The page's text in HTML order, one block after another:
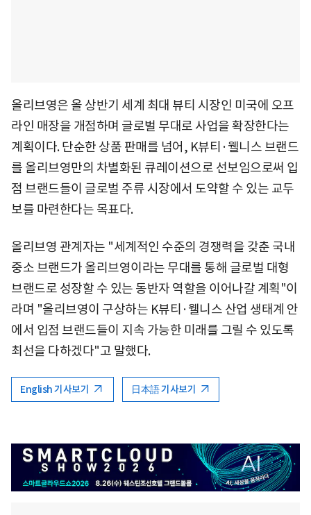
올리브영은 올 상반기 세계 최대 뷰티 시장인 미국에 오프
라인 매장을 개점하며 글로벌 무대로 사업을 확장한다는
계획이다. 단순한 상품 판매를 넘어, K뷰티·웰니스 브랜드
를 올리브영만의 차별화된 큐레이션으로 선보임으로써 입
점 브랜드들이 글로벌 주류 시장에서 도약할 수 있는 교두
보를 마련한다는 목표다.
올리브영 관계자는 "세계적인 수준의 경쟁력을 갖춘 국내
중소 브랜드가 올리브영이라는 무대를 통해 글로벌 대형
브랜드로 성장할 수 있는 동반자 역할을 이어나갈 계획"이
라며 "올리브영이 구상하는 K뷰티·웰니스 산업 생태계 안
에서 입점 브랜드들이 지속 가능한 미래를 그릴 수 있도록
최선을 다하겠다"고 말했다.
English 기사보기 日本語 기사보기